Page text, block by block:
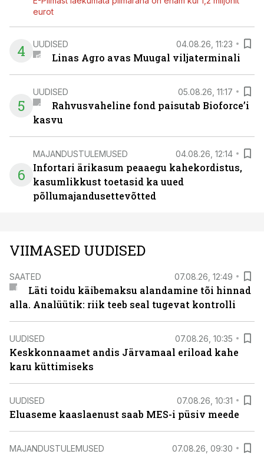
eurot
4 UUDISED 04.08.26, 11:23
Linas Agro avas Muugal viljaterminali
5
UUDISED 05.08.26, 11:17
Rahvusvaheline fond paisutab Bioforce’i
kasvu
6
MAJANDUSTULEMUSED 04.08.26, 12:14
Infortari ärikasum peaaegu kahekordistus,
kasumlikkust toetasid ka uued
põllumajandusettevõtted
VIIMASED UUDISED
SAATED 07.08.26, 12:49
Läti toidu käibemaksu alandamine tõi hinnad
alla. Analüütik: riik teeb seal tugevat kontrolli
UUDISED 07.08.26, 10:35
Keskkonnaamet andis Järvamaal eriload kahe
karu küttimiseks
UUDISED 07.08.26, 10:31
Eluaseme kaaslaenust saab MES-i püsiv meede
MAJANDUSTULEMUSED 07.08.26, 09:30